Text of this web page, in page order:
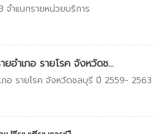
จำแนกรายหน่วยบริการ
อำเภอ รายโรค จังหวัดช...
ภอ รายโรค จังหวัดชลบุรี ปี 2559- 2563